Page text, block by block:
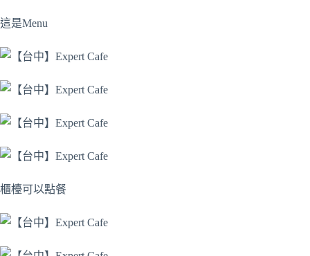
這是Menu
櫃檯可以點餐